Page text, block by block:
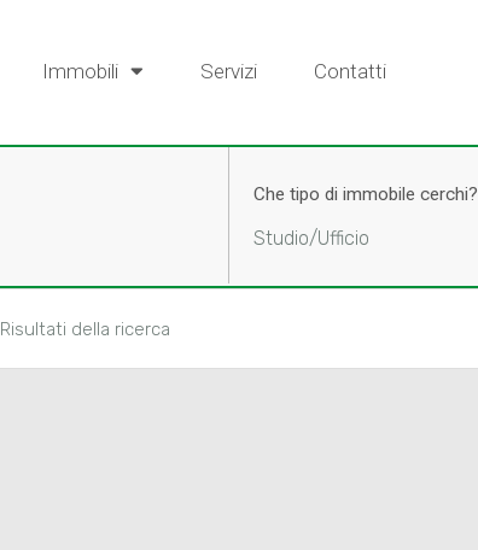
Immobili Servizi Contatti
Che tipo di immobile cerchi?
Studio/Ufficio
Risultati della ricerca